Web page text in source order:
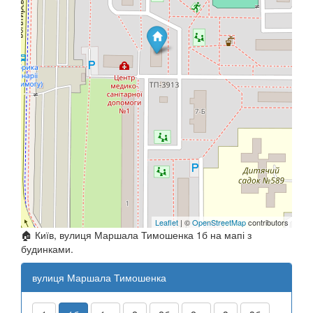
Leaflet | ©OpenStreetMapcontributors
🏠 Київ, вулиця Маршала Тимошенка 1б на мапі з
будинками.
вулиця Маршала Тимошенка